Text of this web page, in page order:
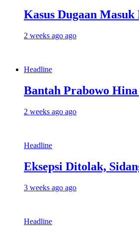
Kasus Dugaan
2 weeks ago ago
Headline
Bantah Prabowo
2 weeks ago ago
Headline
Eksepsi Ditolak,
3 weeks ago ago
Headline